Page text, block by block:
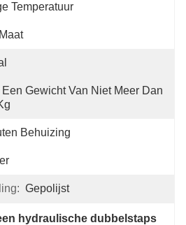
Temperatuur
Een Gewicht Van Niet Meer Dan
Behuizing
Gepolijst
hydraulische dubbelstaps